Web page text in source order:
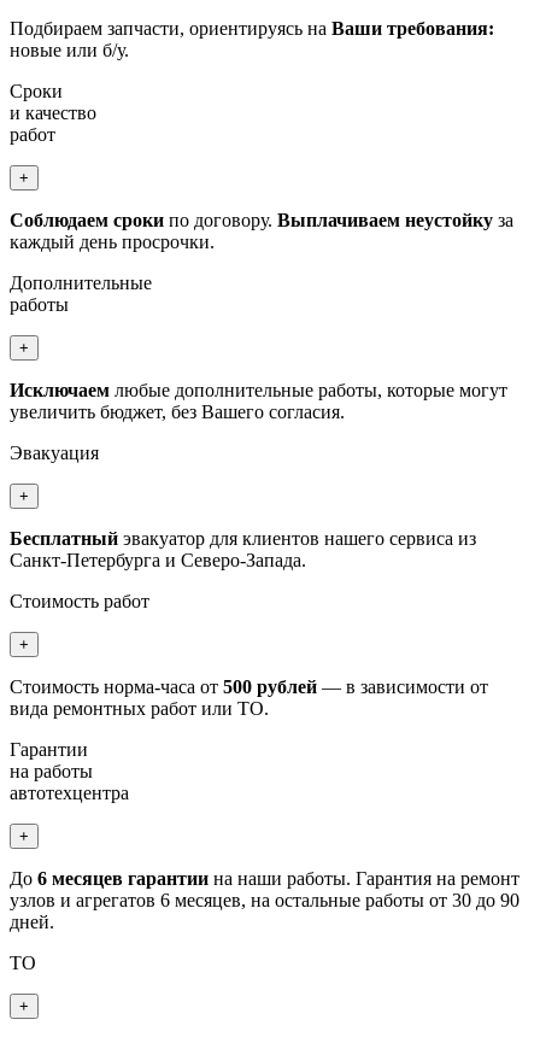
Подбираем запчасти, ориентируясь на Ваши требования:
новые или б/у.
Сроки
и качество
работ
+
Соблюдаем сроки по договору. Выплачиваем неустойку за
каждый день просрочки.
Дополнительные
работы
+
Исключаем любые дополнительные работы, которые могут
увеличить бюджет, без Вашего согласия.
Эвакуация
+
Бесплатный эвакуатор для клиентов нашего сервиса из
Санкт-Петербурга и Северо-Запада.
Стоимость работ
+
Стоимость норма-часа от 500 рублей — в зависимости от
вида ремонтных работ или ТО.
Гарантии
на работы
автотехцентра
+
До 6 месяцев гарантии на наши работы. Гарантия на ремонт
узлов и агрегатов 6 месяцев, на остальные работы от 30 до 90
дней.
ТО
+